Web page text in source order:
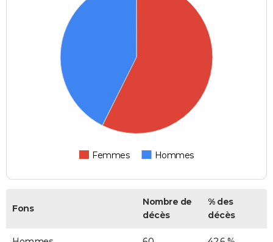
Femmes Hommes
Fons
Nombre de
décès
% des
décès